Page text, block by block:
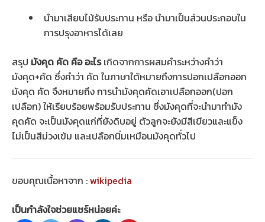
นำมาเสียบไม้รับประทาน หรือ นำมาเป็นส่วนประกอบใน
การปรุงอาหารได้เลย
สรุป มังคุด คัด คือ อะไรเกิดจากการผสมคำระหว่างคำว่า
มังคุด+คัด ซึ่งคำว่า คัด ในภาษาใต้หมายถึงการปอกเปลือกออก
มังคุด คัด จึงหมายถึง การนำมังคุดคัดเอาเปลือกออก(ปอก
เปลือก) ให้เรียบร้อยพร้อมรับประทาน ซึ่งมังคุดที่จะนำมาทำมัง
คุดคัด จะเป็นมังคุดแก่ที่ยังดิบอยู่ ตัวลูกจะยังมีสีเขียวและแข็ง
ไม่เป็นสีม่วงเข้ม และเปลือกนิ่มเหมือนมังคุดทั่วไป
ขอบคุณเนื้อหาจาก :wikipedia
เป็นกำลังใจช่วยแชร์หน่อยค่ะ